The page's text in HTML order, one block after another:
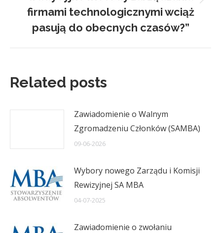
Next
post:
firmami technologicznymi wciąż
pasują do obecnych czasów?”
Related posts
Zawiadomienie o Walnym
Zgromadzeniu Członków (SAMBA)
09-06-2026
Wybory nowego Zarządu i Komisji
Rewizyjnej SA MBA
04-07-2025
Zawiadomienie o zwołaniu